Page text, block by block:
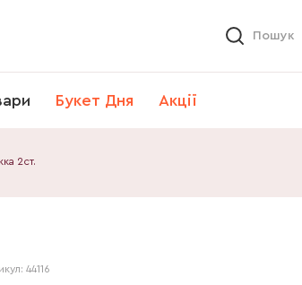
Пошук
Букет Дня Акції
2ст.
44116